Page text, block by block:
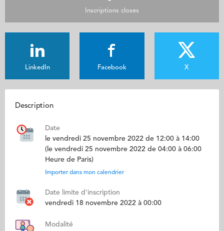
Inscriptions closes
LinkedIn Facebook X
Description
Date
le vendredi 25 novembre 2022 de 12:00 à 14:00
(le vendredi 25 novembre 2022 de 04:00 à 06:00
Heure de Paris)
Importer dans mon calendrier
Date limite d'inscription
vendredi 18 novembre 2022 à 00:00
Modalité